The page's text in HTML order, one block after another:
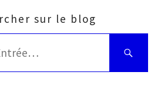
sur le blog
Bien